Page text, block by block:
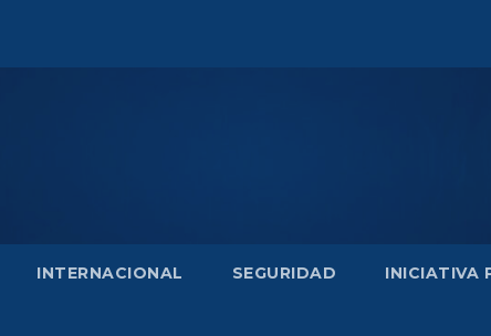
INTERNACIONAL SEGURIDAD INICIATIVA